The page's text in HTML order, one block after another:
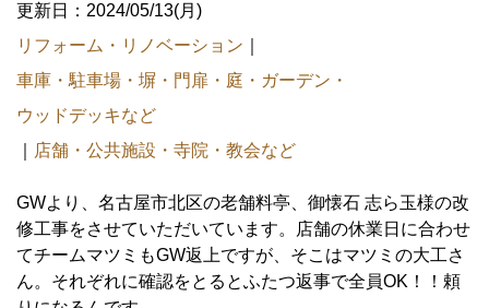
更新日：2024/05/13(月)
リフォーム・リノベーション
車庫・駐車場・塀・門扉・庭・ガーデン・
ウッドデッキなど
店舗・公共施設・寺院・教会など
GWより、名古屋市北区の老舗料亭、御懐石 志ら玉様の改
修工事をさせていただいています。店舗の休業日に合わせ
てチームマツミもGW返上ですが、そこはマツミの大工さ
ん。それぞれに確認をとるとふたつ返事で全員OK！！頼